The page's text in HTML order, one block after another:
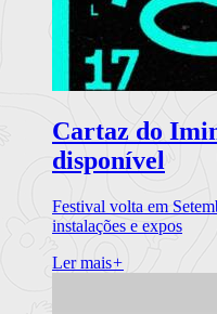
Cartaz do
disponível
Festival volta em
instalações e expos
Ler mais+